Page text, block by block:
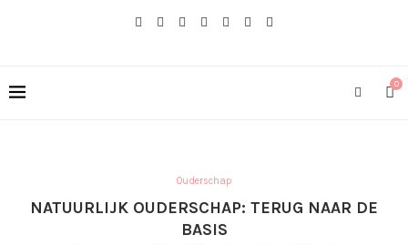
0
Ouderschap
NATUURLIJK OUDERSCHAP: TERUG NAAR DE
BASIS